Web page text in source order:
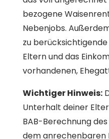
bezogene
Nebenjobs.
zu
Eltern und das
vorhandenen,
Wichtiger Hinweis:
Unterhalt deiner
BAB-Berechnung
dem anrechenbaren